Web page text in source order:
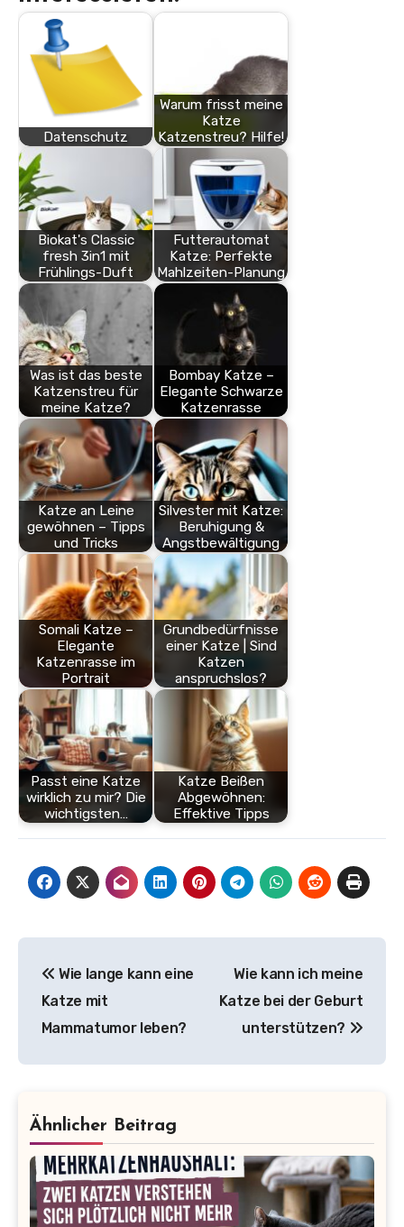
Datenschutz
Warum frisst meine
Katze
Katzenstreu? Hilfe!
Biokat's Classic
fresh 3in1 mit
Frühlings-Duft
Futterautomat
Katze: Perfekte
Mahlzeiten-Planung
Was ist das beste
Katzenstreu für
meine Katze?
Bombay Katze –
Elegante Schwarze
Katzenrasse
Katze an Leine
gewöhnen – Tipps
und Tricks
Silvester mit Katze:
Beruhigung &
Angstbewältigung
Somali Katze –
Elegante
Katzenrasse im
Portrait
Grundbedürfnisse
einer Katze | Sind
Katzen
anspruchslos?
Passt eine Katze
wirklich zu mir? Die
wichtigsten…
Katze Beißen
Abgewöhnen:
Effektive Tipps
Wie lange kann eine
Katze mit
Mammatumor leben?
Wie kann ich meine
Katze bei der Geburt
unterstützen?
Ähnlicher Beitrag